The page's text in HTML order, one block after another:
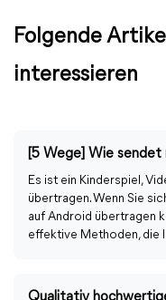
Folgende
interessieren
Es ist ein Kinderspiel,
übertragen. Wenn Sie
auf Android übertragen
effektive Methoden, die